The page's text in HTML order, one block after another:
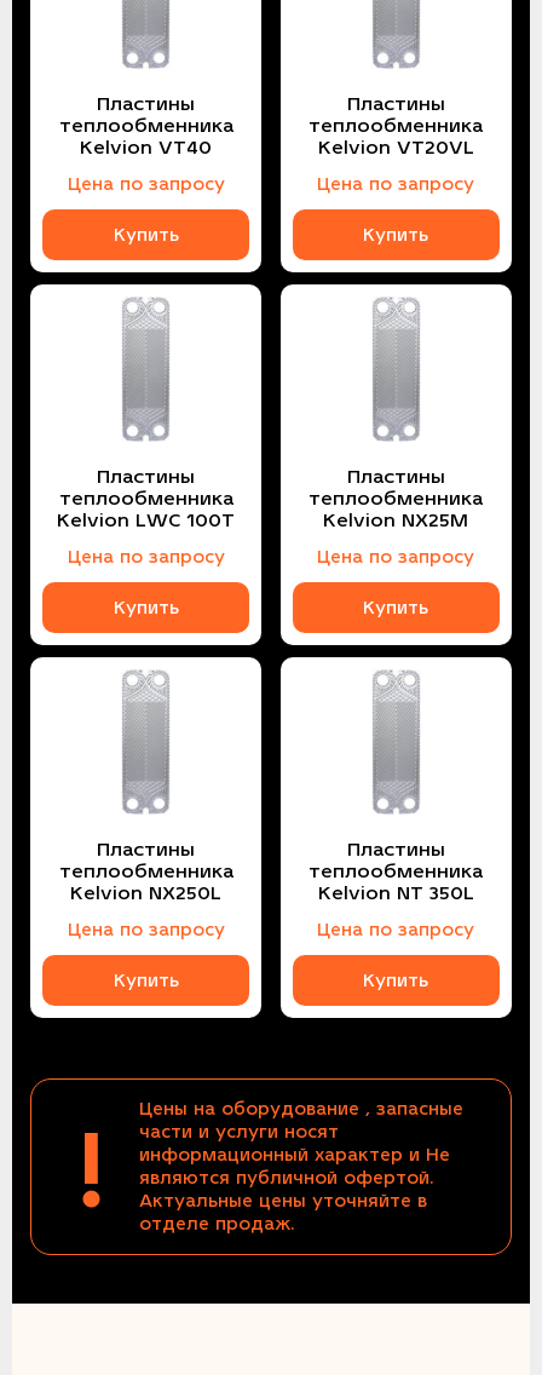
Пластины
теплообменника
Kelvion VT40
Цена по запросу
Купить
Пластины
теплообменника
Kelvion VT20VL
Цена по запросу
Купить
Пластины
теплообменника
Kelvion LWC 100T
Цена по запросу
Купить
Пластины
теплообменника
Kelvion NX25M
Цена по запросу
Купить
Пластины
теплообменника
Kelvion NX250L
Цена по запросу
Купить
Пластины
теплообменника
Kelvion NT 350L
Цена по запросу
Купить
!
Цены на оборудование , запасные
части и услуги носят
информационный характер и Не
являются публичной офертой.
Актуальные цены уточняйте в
отделе продаж.